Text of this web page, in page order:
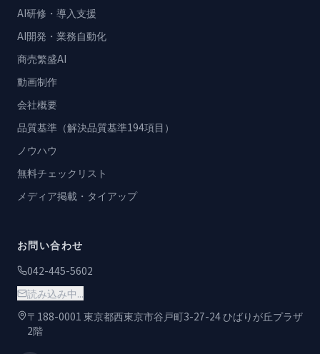
AI研修・導入支援
AI開発・業務自動化
商売繁盛AI
動画制作
会社概要
品質基準（解決品質基準194項目）
ノウハウ
無料チェックリスト
メディア掲載・タイアップ
お問い合わせ
042-445-5602
読み込み中...
〒188-0001 東京都西東京市谷戸町3-27-24 ひばりが丘プラザ
2階